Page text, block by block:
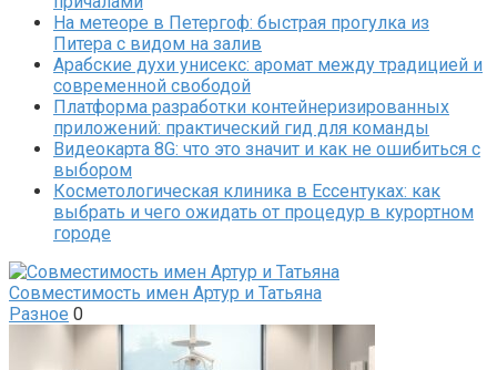
На метеоре в Петергоф: быстрая прогулка из
Питера с видом на залив
Арабские духи унисекс: аромат между традицией и
современной свободой
Платформа разработки контейнеризированных
приложений: практический гид для команды
Видеокарта 8G: что это значит и как не ошибиться с
выбором
Косметологическая клиника в Ессентуках: как
выбрать и чего ожидать от процедур в курортном
городе
Совместимость имен Артур и Татьяна
Разное 0